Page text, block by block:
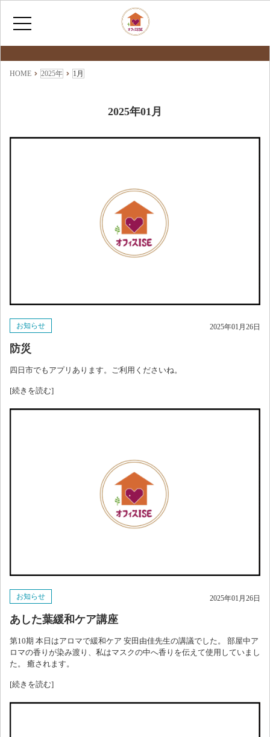
HOME
わたしたちについて
最新情報
NEWS
HOME 2025年 1月
2025年01月
お知らせ 2025年01月26日
防災
四日市でもアプリあります。ご利用くださいね。
[続きを読む]
お知らせ 2025年01月26日
あした葉緩和ケア講座
第10期 本日はアロマで緩和ケア 安田由佳先生の講議でした。 部屋中ア
ロマの香りが染み渡り、私はマスクの中へ香りを伝えて使用していまし
た。 癒されます。
[続きを読む]